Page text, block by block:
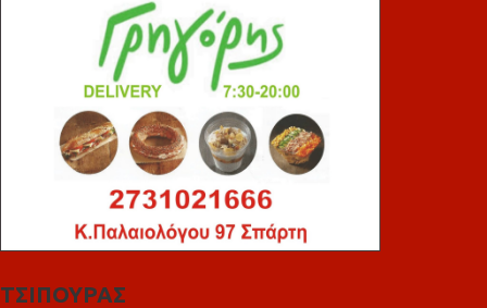
ΤΣΙΠΟΥΡΑΣ